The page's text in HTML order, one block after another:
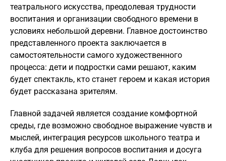
театрального искусства, преодолевая трудности
воспитания и организации свободного времени в
условиях небольшой деревни. Главное достоинство
представленного проекта заключается в
самостоятельности самого художественного
процесса: дети и подростки сами решают, каким
будет спектакль, кто станет героем и какая история
будет рассказана зрителям.
Главной задачей является создание комфортной
среды, где возможно свободное выражение чувств и
мыслей, интеграция ресурсов школьного театра и
клуба для решения вопросов воспитания и досуга